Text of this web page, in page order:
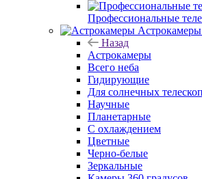
Профессиональные
Астрокамеры
Назад
Астрокамеры
Всего неба
Гидирующие
Для солнечных
Научные
Планетарные
С охлаждением
Цветные
Черно-белые
Зеркальные